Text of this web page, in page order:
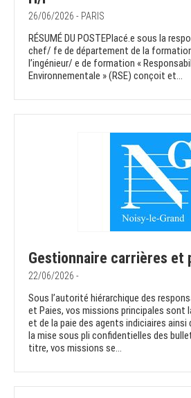
26/06/2026 - PARIS
RÉSUMÉ DU POSTEPlacé.e sous la
chef/ fe de département de la
l’ingénieur/ e de formation «
Environnementale » (RSE) conçoit et...
Gestionnaire carrières et
22/06/2026 -
Sous l’autorité hiérarchique des
et Paies, vos missions principales sont
et de la paie des agents indiciaires
la mise sous pli confidentielles des
titre, vos missions se...